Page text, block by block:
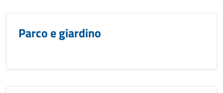
Parco e giardino